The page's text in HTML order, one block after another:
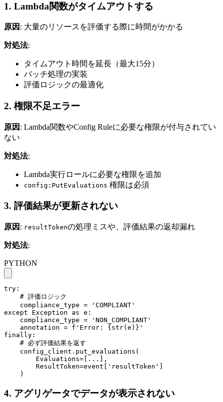
1. Lambda関数がタイムアウトする
原因 : 大量のリソースを評価する際に時間がかかる
対処法:
タイムアウト時間を延長（最大15分）
バッチ処理の実装
評価ロジックの最適化
2. 権限不足エラー
原因 : Lambda関数やConfig Ruleに必要な権限が付与されてい
ない
対処法:
Lambda実行ロールに必要な権限を追加
config:PutEvaluations 権限は必須
3. 評価結果が更新されない
原因 : resultTokenの処理ミスや、評価結果の返却漏れ
対処法:
PYTHON
try:
    # 評価ロジック
    compliance_type = 'COMPLIANT'
except Exception as e:
    compliance_type = 'NON_COMPLIANT'
    annotation = f'Error: {str(e)}'
finally:
    # 必ず評価結果を返す
    config_client.put_evaluations(
        Evaluations=[...],
        ResultToken=event['resultToken']
    )
4. アグリゲータでデータが表示されない